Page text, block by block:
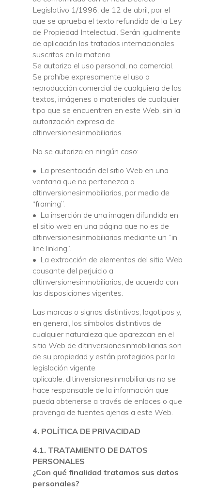
Legislativo 1/1996, de 12 de abril, por el
que se aprueba el texto refundido de la Ley
de Propiedad Intelectual. Serán igualmente
de aplicación los tratados internacionales
suscritos en la materia.
Se autoriza el uso personal, no comercial.
Se prohíbe expresamente el uso o
reproducción comercial de cualquiera de los
textos, imágenes o materiales de cualquier
tipo que se encuentren en este Web, sin la
autorización expresa de
dltinversionesinmobiliarias.
No se autoriza en ningún caso:
• La presentación del sitio Web en una
ventana que no pertenezca a
dltinversionesinmobiliarias, por medio de
“framing”.
• La inserción de una imagen difundida en
el sitio web en una página que no es de
dltinversionesinmobiliarias mediante un “in
line linking”.
• La extracción de elementos del sitio Web
causante del perjuicio a
dltinversionesinmobiliarias, de acuerdo con
las disposiciones vigentes.
Las marcas o signos distintivos, logotipos y,
en general, los símbolos distintivos de
cualquier naturaleza que aparezcan en el
sitio Web de dltinversionesinmobiliarias son
de su propiedad y están protegidos por la
legislación vigente
aplicable. dltinversionesinmobiliarias no se
hace responsable de la información que
pueda obtenerse a través de enlaces o que
provenga de fuentes ajenas a este Web.
4. POLÍTICA DE PRIVACIDAD
4.1. TRATAMIENTO DE DATOS
PERSONALES
¿Con qué finalidad tratamos sus datos
personales?